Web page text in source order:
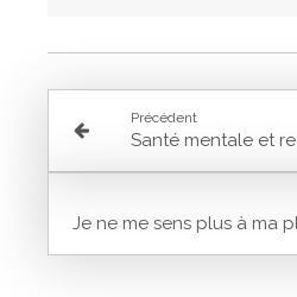
Précédent